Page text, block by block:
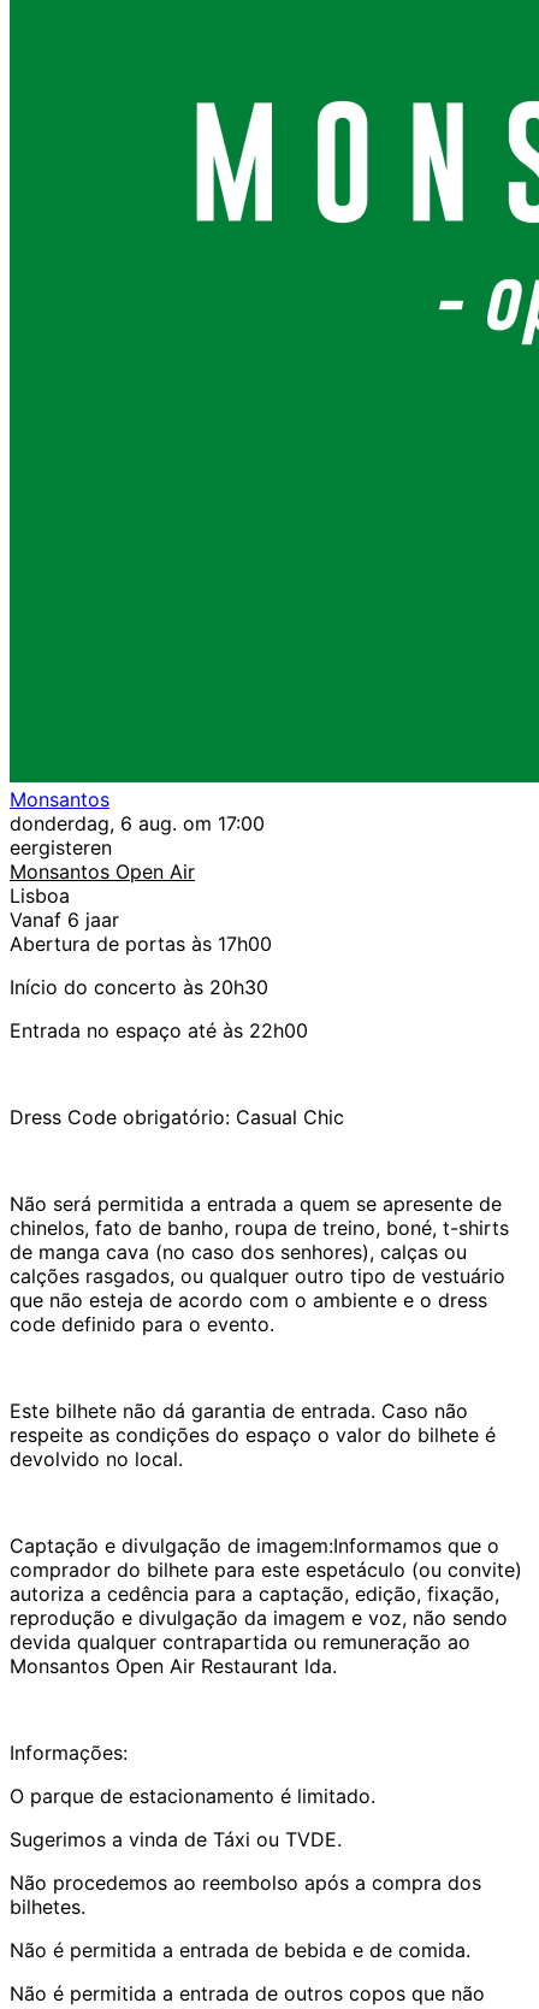
Monsantos
donderdag, 6 aug. om 17:00
eergisteren
Monsantos Open Air
Lisboa
Vanaf 6 jaar
Abertura de portas às 17h00
Início do concerto às 20h30
Entrada no espaço até às 22h00
Dress Code obrigatório: Casual Chic
Não será permitida a entrada a quem se apresente de
chinelos, fato de banho, roupa de treino, boné, t-shirts
de manga cava (no caso dos senhores), calças ou
calções rasgados, ou qualquer outro tipo de vestuário
que não esteja de acordo com o ambiente e o dress
code definido para o evento.
Este bilhete não dá garantia de entrada. Caso não
respeite as condições do espaço o valor do bilhete é
devolvido no local.
Captação e divulgação de imagem:Informamos que o
comprador do bilhete para este espetáculo (ou convite)
autoriza a cedência para a captação, edição, fixação,
reprodução e divulgação da imagem e voz, não sendo
devida qualquer contrapartida ou remuneração ao
Monsantos Open Air Restaurant lda.
Informações:
O parque de estacionamento é limitado.
Sugerimos a vinda de Táxi ou TVDE.
Não procedemos ao reembolso após a compra dos
bilhetes.
Não é permitida a entrada de bebida e de comida.
Não é permitida a entrada de outros copos que não